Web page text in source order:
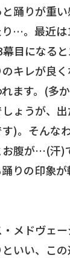
踊りが重
…。最近
幕目になる
のキレが良
ます。(多
ょうが、
)。そんな
腹が…(汗)
りの印象
メドヴェ
いい、こ